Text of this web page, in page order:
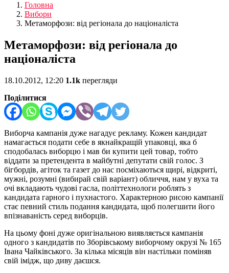
Головна
Вибори
Метаморфози: від регіонала до націоналіста
Метаморфози: від регіонала до
націоналіста
18.10.2012, 12:20 1.1k перегляди
Поділитися
Виборча кампанія дуже нагадує рекламу. Кожен кандидат
намагається подати себе в якнайкращій упаковці, яка б
сподобалась виборцю і мав би купити цей товар, тобто
віддати за претендента в майбутні депутати свій голос. З
бігбордів, агіток та газет до нас посміхаються щирі, відкриті,
мужні, розумні (вибирай свій варіант) обличчя, нам у вуха та
очі вкладають чудові гасла, політтехнологи роблять з
кандидата гарного і пухнастого. Характерною рисою кампанії
стає певний стиль подання кандидата, щоб полегшити його
впізнаваність серед виборців.
На цьому фоні дуже оригінальною виявляється кампанія
одного з кандидатів по Зборівському виборчому окрузі № 165
Івана Чайківського. За кілька місяців він настільки поміняв
свій імідж, що диву даєшся.